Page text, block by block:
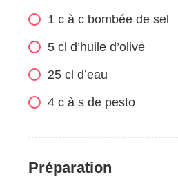
1 c à c bombée de sel
5 cl d’huile d’olive
25 cl d’eau
4 c à s de pesto
Préparation